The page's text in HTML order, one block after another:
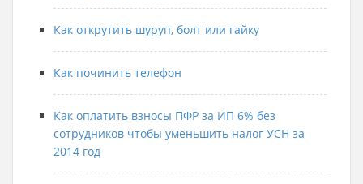
Как открутить шуруп, болт или гайку
Как починить телефон
Как оплатить взносы ПФР за ИП 6% без
сотрудников чтобы уменьшить налог УСН за
2014 год